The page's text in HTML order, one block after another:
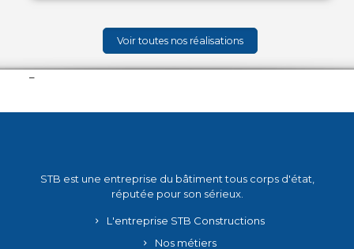
Voir toutes nos réalisations
–
STB est une entreprise du bâtiment tous corps d'état,
réputée pour son sérieux.
L'entreprise STB Constructions
Nos métiers